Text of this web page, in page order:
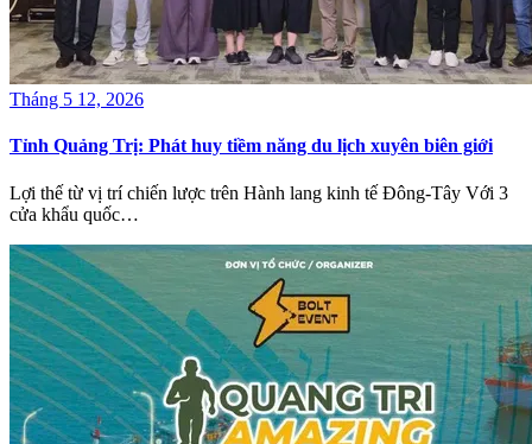
Tháng 5 12, 2026
Tỉnh Quảng Trị: Phát huy tiềm năng du lịch xuyên biên giới
Lợi thế từ vị trí chiến lược trên Hành lang kinh tế Đông-Tây Với 3
cửa khẩu quốc…